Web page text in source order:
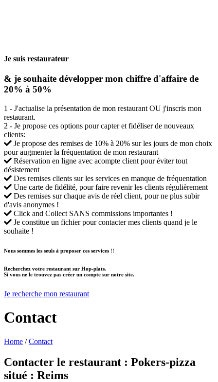
Je suis restaurateur
& je souhaite développer mon chiffre d'affaire de
20% à 50%
1 - J'actualise la présentation de mon restaurant OU j'inscris mon
restaurant.
2 - Je propose ces options pour capter et fidéliser de nouveaux
clients:
Je propose des remises de 10% à 20% sur les jours de mon choix
pour augmenter la fréquentation de mon restaurant
Réservation en ligne avec acompte client pour éviter tout
désistement
Des remises clients sur les services en manque de fréquentation
Une carte de fidélité, pour faire revenir les clients régulièrement
Des remises sur chaque avis de réel client, pour ne plus subir
d'avis anonymes !
Click and Collect SANS commissions importantes !
Je constitue un fichier pour contacter mes clients quand je le
souhaite !
Nous sommes les seuls à proposer ces services !!
Recherchez votre restaurant sur Hop-plats.
Si vous ne le trouvez pas créer un compte sur notre site.
Je recherche mon restaurant
Contact
Home /Contact
Contacter le restaurant : Pokers-pizza
situé : Reims